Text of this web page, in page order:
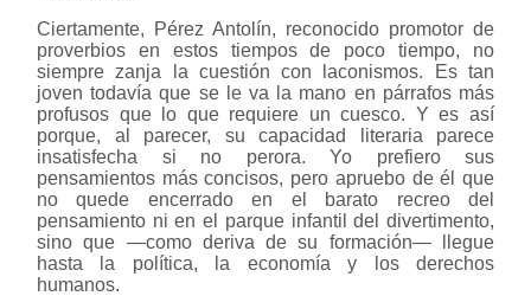
Ciertamente, Pérez Antolín, reconocido promotor de
proverbios en estos tiempos de poco tiempo, no
siempre zanja la cuestión con laconismos. Es tan
joven todavía que se le va la mano en párrafos más
profusos que lo que requiere un cuesco. Y es así
porque, al parecer, su capacidad literaria parece
insatisfecha si no perora. Yo prefiero sus
pensamientos más concisos, pero apruebo de él que
no quede encerrado en el barato recreo del
pensamiento ni en el parque infantil del divertimento,
sino que —como deriva de su formación— llegue
hasta la política, la economía y los derechos
humanos.